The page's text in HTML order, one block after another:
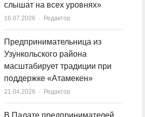
слышат на всех уровнях»
16.07.2026 Author
Редактор
Предпринимательница из
Узункольского района
масштабирует традиции при
поддержке «Атамекен»
21.04.2026 Author
Редактор